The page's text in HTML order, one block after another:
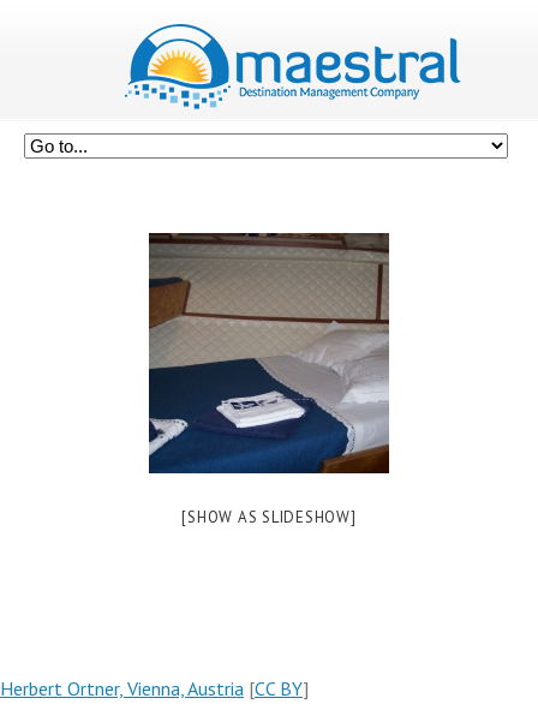
[SHOW AS SLIDESHOW]
Herbert Ortner, Vienna, Austria [CC BY]